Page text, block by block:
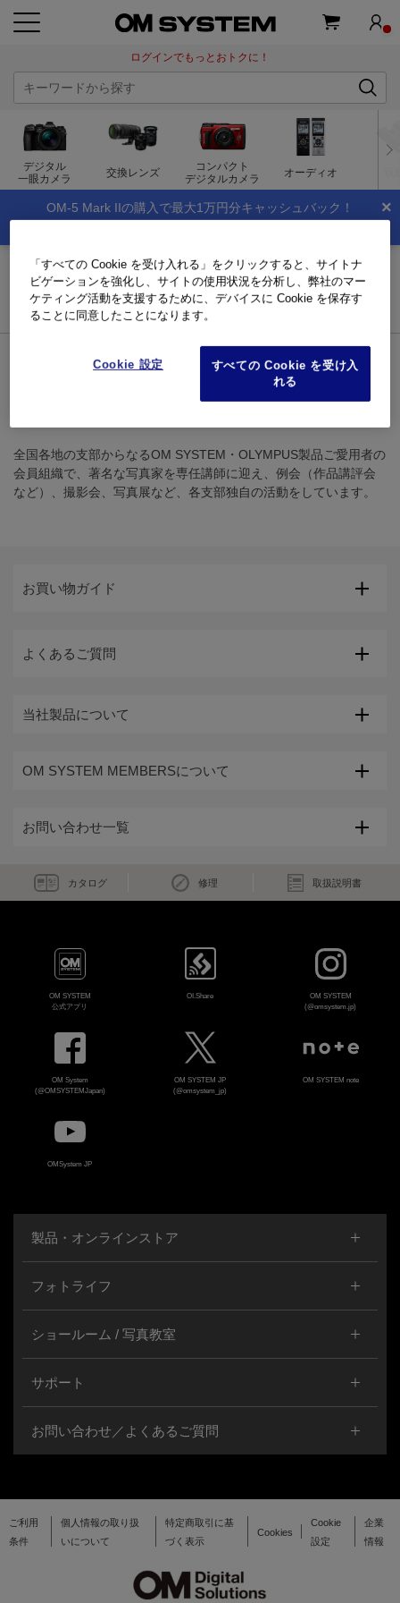
ログインでもっとおトクに！
デジタル
一眼カメラ
交換レンズ
コンパクト
デジタルカメラ
オーディオ
×
OM-5 Mark IIの購入で最大1万円分キャッシュバック！
お買い物ガイド
お買い物ガイド
よくあるご質問
当社製品について
OM SYSTEM MEMBERSについて
お問い合わせ一覧
トップページ ご利用ガイド お買い物ガイド｜製品・オンラインストア
組織について
全国各地の支部からなるOM SYSTEM・OLYMPUS製品ご愛用者の
会員組織で、著名な写真家を専任講師に迎え、例会（作品講評会
など）、撮影会、写真展など、各支部独自の活動をしています。
カタログ 修理 取扱説明書
OM SYSTEM
公式アプリ
OI.Share
OM SYSTEM
(@omsystem.jp)
OM System
(@OMSYSTEMJapan)
OM SYSTEM JP
(@omsystem_jp)
OM SYSTEM note
OMSystem JP
製品・オンラインストア
フォトライフ
ショールーム / 写真教室
サポート
お問い合わせ／よくあるご質問
ご利用
条件
個人情報の取り扱
いについて
特定商取引に基
づく表示
Cookies
Cookie
設定
企業
情報
「すべての Cookie を受け入れる」をクリックすると、サイトナ
ビゲーションを強化し、サイトの使用状況を分析し、弊社のマー
ケティング活動を支援するために、デバイスに Cookie を保存す
ることに同意したことになります。
Cookie 設定
すべての Cookie を受け入
れる